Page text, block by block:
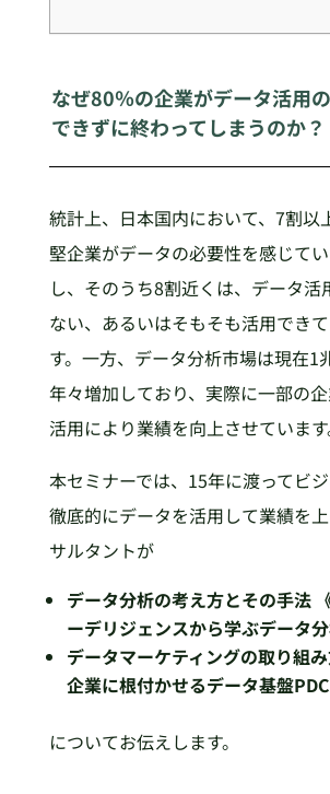
なぜ80％の企業がデータ活用
できずに終わってしまうのか？
統計上、日本国内において、7割以
堅企業がデータの必要性を感じて
し、そのうち8割近くは、データ活
ない、あるいはそもそも活用でき
す。一方、データ分析市場は現在1
年々増加しており、実際に一部の
活用により業績を向上させています
本セミナーでは、15年に渡ってビ
徹底的にデータを活用して業績を
サルタントが
データ分析の考え方とその手法
ーデリジェンスから学ぶデータ分
データマーケティングの取り組
企業に根付かせるデータ基盤
についてお伝えします。